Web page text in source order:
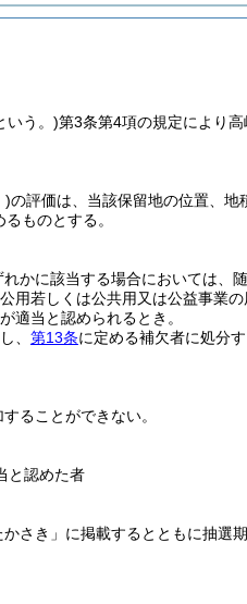
いう。)第3条第4項の規定により高
)の評価は、当該保留地の位置、
ものとする。
れかに該当する場合においては、
若しくは公共用又は公益事業の
適当と認められるとき。
、 第13条に定める補欠者に処分す
ることができない。
と認めた者
さき」に掲載するとともに抽選